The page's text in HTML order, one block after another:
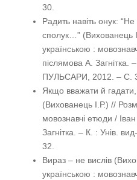
30.
Радить навіть онук:
сполук…” (Вихованець
українською :
післямова А. Загнітка.
ПУЛЬСАРИ, 2012. – С.
Якщо вважати й
(Вихованець І.Р.) //
мовознавчі етюди /
Загнітка. – К. : Унів.
32.
Вираз – не вислів
українською :